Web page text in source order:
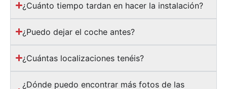
¿Cuánto tiempo tardan en hacer la instalación?
¿Puedo dejar el coche antes?
¿Cuántas localizaciones tenéis?
¿Dónde puedo encontrar más fotos de las